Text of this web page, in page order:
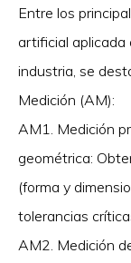
Entre los
artificial aplicada
industria, se
Medición (AM):
AM1. Medición
geométrica:
(forma y
tolerancias
AM2. Medición